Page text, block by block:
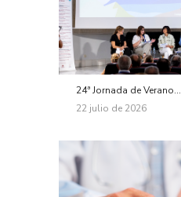
24ª Jornada de Verano...
22 julio de 2026